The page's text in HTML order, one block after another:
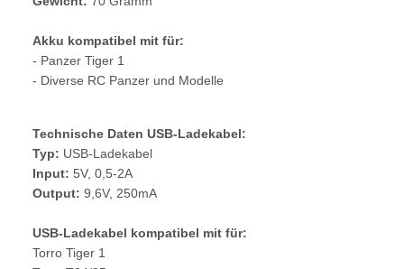
Akku kompatibel mit für:
- Panzer Tiger 1
- Diverse RC Panzer und Modelle
Technische Daten USB-Ladekabel:
Typ: USB-Ladekabel
Input: 5V, 0,5-2A
Output: 9,6V, 250mA
USB-Ladekabel kompatibel mit für:
Torro Tiger 1